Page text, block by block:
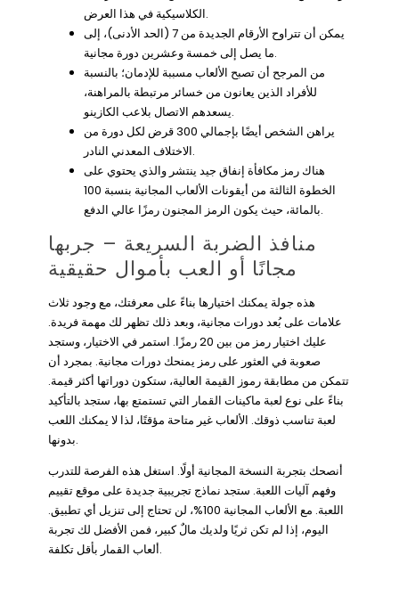
الكلاسيكية في هذا العرض.
يمكن أن تتراوح الأرقام الجديدة من 7 (الحد الأدنى)، إلى
ما يصل إلى خمسة وعشرين دورة مجانية.
من المرجح أن تصبح الألعاب مسببة للإدمان؛ بالنسبة
للأفراد الذين يعانون من خسائر مرتبطة بالمراهنة،
يسعدهم الاتصال بلاعب الكازينو.
يراهن الشخص أيضًا بإجمالي 300 قرض لكل دورة من
الاختلاف المعدني النادر.
هناك رمز مكافأة إنفاق جيد ينتشر والذي يحتوي على
الخطوة الثالثة من أيقونات الألعاب المجانية بنسبة 100
بالمائة، حيث يكون الرمز المجنون رمزًا عالي الدفع.
منافذ الضربة السريعة – جربها
مجانًا أو العب بأموال حقيقية
هذه جولة يمكنك اختيارها بناءً على معرفتك، مع وجود ثلاث
علامات على بُعد دورات مجانية، وبعد ذلك تظهر لك مهمة فريدة.
عليك اختيار رمز من بين 20 رمزًا. استمر في الاختيار، وستجد
صعوبة في العثور على رمز يمنحك دورات مجانية. بمجرد أن
تتمكن من مطابقة رموز القيمة العالية، ستكون دوراتها أكثر قيمة.
بناءً على نوع لعبة ماكينات القمار التي تستمتع بها، ستجد بالتأكيد
لعبة تناسب ذوقك. الألعاب غير متاحة مؤقتًا، لذا لا يمكنك اللعب
بدونها.
أنصحك بتجربة النسخة المجانية أولًا. استغل هذه الفرصة للتدرب
وفهم آليات اللعبة. ستجد نماذج تجريبية جديدة على موقع تقييم
اللعبة. مع الألعاب المجانية 100%، لن تحتاج إلى تنزيل أي تطبيق.
اليوم، إذا لم تكن ثريًا ولديك مالٌ كبير، فمن الأفضل لك تجربة
ألعاب القمار بأقل تكلفة.